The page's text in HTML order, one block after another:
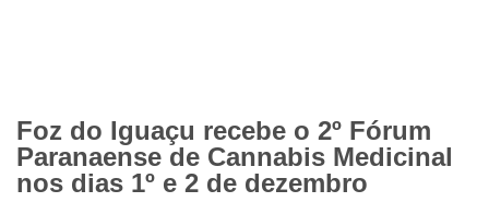
Foz do Iguaçu recebe o 2º Fórum
Paranaense de Cannabis Medicinal
nos dias 1º e 2 de dezembro